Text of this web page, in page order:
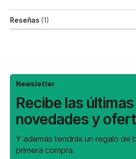
Reseñas 1
Newsletter
Recibe las últimas
novedades y
Y además tendrás un regalo de
primera compra.